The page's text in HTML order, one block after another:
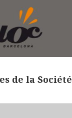
de la Société